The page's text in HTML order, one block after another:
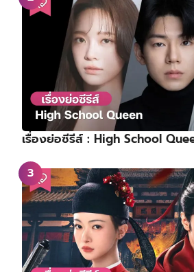
เรื่องย่อซีรีส์ : High School